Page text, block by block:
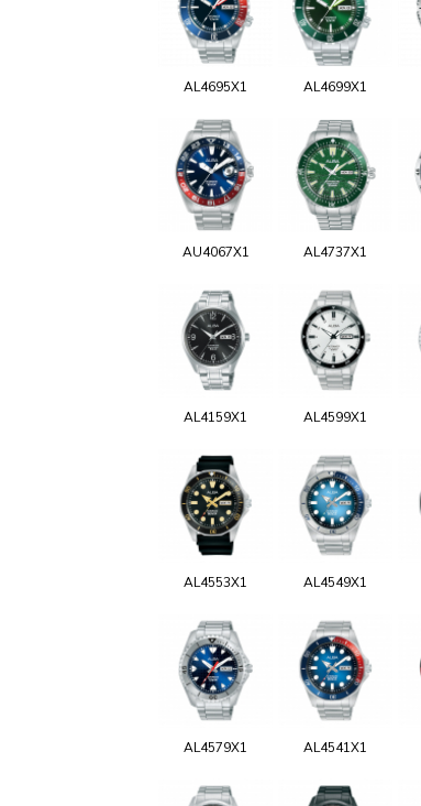
AL4695X1 AL4699X1
AU4067X1 AL4737X1
AL4159X1 AL4599X1
AL4553X1 AL4549X1
AL4579X1 AL4541X1